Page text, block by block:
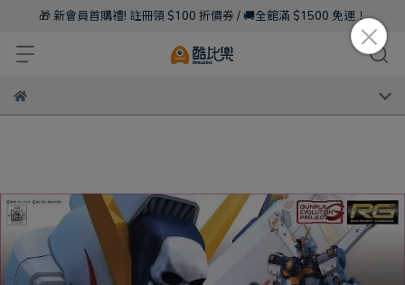
🎁 新會員首購禮! 註冊領 $100 折價券 / 🚚全館滿 $1500 免運！